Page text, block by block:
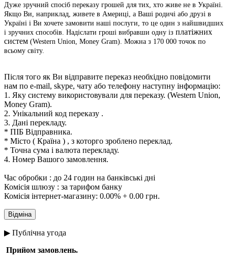
Дуже зручний спосіб переказу грошей для тих, хто живе не в Україні.
Якщо Ви, наприклад, живете в Америці, а Ваші родичі або друзі в
Україні і Ви хочете замовити наші послуги, то це один з найшвидших
і зручних способів. Надіслати гроші вибравши одну із платіжних
систем (Western Union, Money Gram). Можна з 170 000 точок по
всьому світу.
Після того як Ви відправите переказ необхідно повідомити
нам по e-mail, skype, чату або телефону наступну інформацію:
1. Яку систему використовували для переказу. (Western Union,
Money Gram).
2. Унікальний код переказу .
3. Дані перекладу.
* ПІБ Відправника.
* Місто ( Країна ) , з которго зроблено переклад.
* Точна сума і валюта перекладу.
4. Номер Вашого замовлення.
Час обробки : до 24 годин на банківські дні
Комісія шлюзу : за тарифом банку
Комісія інтернет-магазину: 0.00% + 0.00 грн.
▶ Публічна угода
Прийом замовлень.